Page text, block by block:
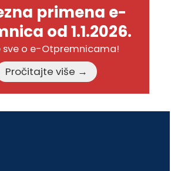
primena e-
od 1.1.2026.
sve o e-Otpremnicama!
Pročitajte više →